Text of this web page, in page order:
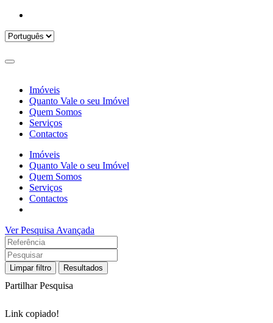
Imóveis
Quanto Vale o seu Imóvel
Quem Somos
Serviços
Contactos
Imóveis
Quanto Vale o seu Imóvel
Quem Somos
Serviços
Contactos
Ver Pesquisa Avançada
Limpar filtro Resultados
Partilhar Pesquisa
Link copiado!